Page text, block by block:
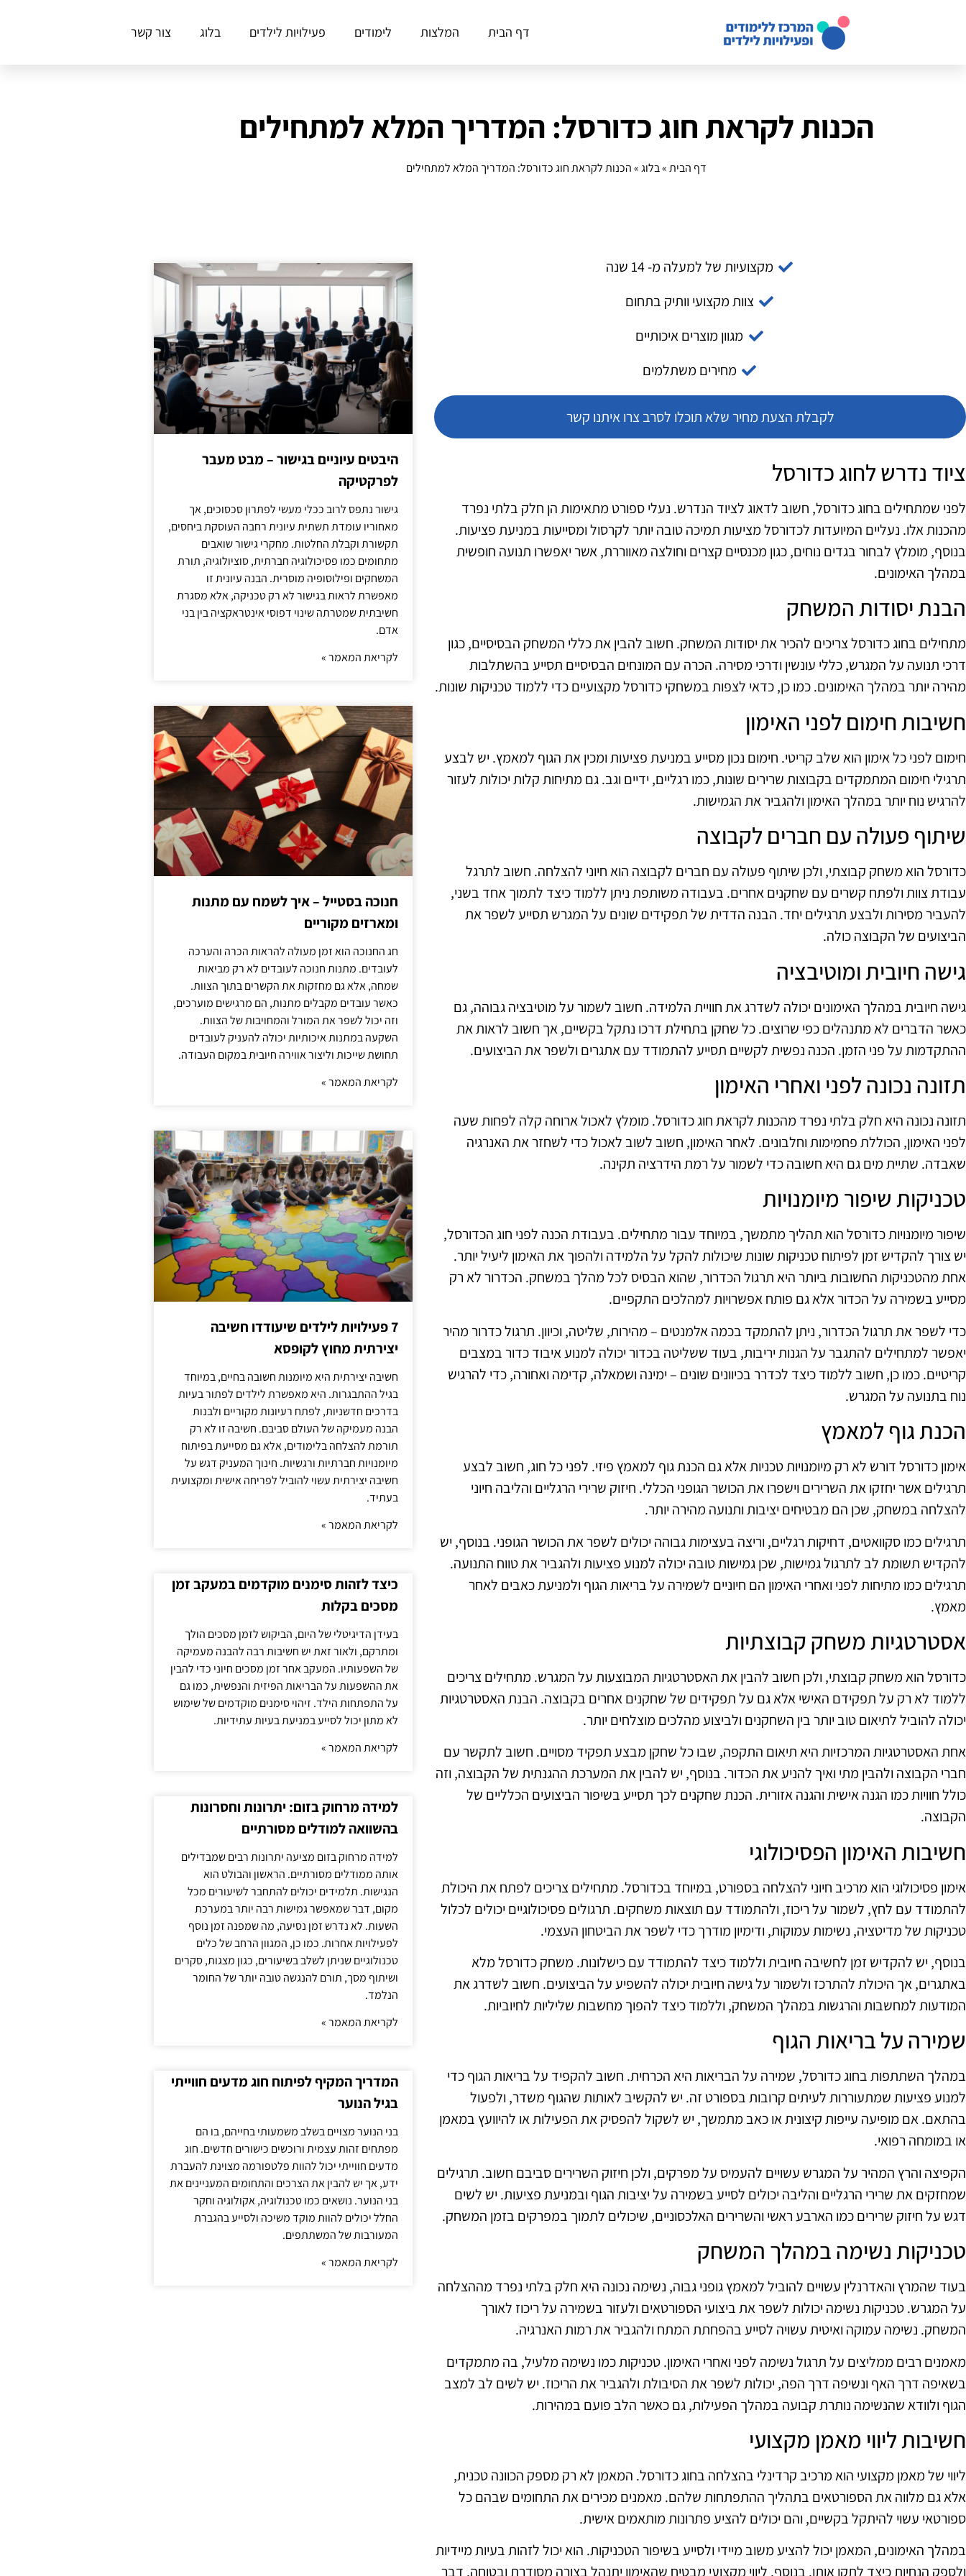
דף הבית המלצות לימודים פעילויות לילדים בלוג צור קשר
הכנות לקראת חוג כדורסל: המדריך המלא למתחילים
דף הבית»בלוג»הכנות לקראת חוג כדורסל: המדריך המלא למתחילים
מקצועיות של למעלה מ- 14 שנה
צוות מקצועי וותיק בתחום
מגוון מוצרים איכותיים
מחירים משתלמים
לקבלת הצעת מחיר שלא תוכלו לסרב צרו איתנו קשר
ציוד נדרש לחוג כדורסל
לפני שמתחילים בחוג כדורסל, חשוב לדאוג לציוד הנדרש. נעלי ספורט מתאימות הן חלק בלתי נפרד
מהכנות אלו. נעליים המיועדות לכדורסל מציעות תמיכה טובה יותר לקרסול ומסייעות במניעת פציעות.
בנוסף, מומלץ לבחור בגדים נוחים, כגון מכנסיים קצרים וחולצה מאווררת, אשר יאפשרו תנועה חופשית
במהלך האימונים.
הבנת יסודות המשחק
מתחילים בחוג כדורסל צריכים להכיר את יסודות המשחק. חשוב להבין את כללי המשחק הבסיסיים, כגון
דרכי תנועה על המגרש, כללי עונשין ודרכי מסירה. הכרה עם המונחים הבסיסיים תסייע בהשתלבות
מהירה יותר במהלך האימונים. כמו כן, כדאי לצפות במשחקי כדורסל מקצועיים כדי ללמוד טכניקות שונות.
חשיבות חימום לפני האימון
חימום לפני כל אימון הוא שלב קריטי. חימום נכון מסייע במניעת פציעות ומכין את הגוף למאמץ. יש לבצע
תרגילי חימום המתמקדים בקבוצות שרירים שונות, כמו רגליים, ידיים וגב. גם מתיחות קלות יכולות לעזור
להרגיש נוח יותר במהלך האימון ולהגביר את הגמישות.
שיתוף פעולה עם חברים לקבוצה
כדורסל הוא משחק קבוצתי, ולכן שיתוף פעולה עם חברים לקבוצה הוא חיוני להצלחה. חשוב לתרגל
עבודת צוות ולפתח קשרים עם שחקנים אחרים. בעבודה משותפת ניתן ללמוד כיצד לתמוך אחד בשני,
להעביר מסירות ולבצע תרגילים יחד. הבנה הדדית של תפקידים שונים על המגרש תסייע לשפר את
הביצועים של הקבוצה כולה.
גישה חיובית ומוטיבציה
גישה חיובית במהלך האימונים יכולה לשדרג את חוויית הלמידה. חשוב לשמור על מוטיבציה גבוהה, גם
כאשר הדברים לא מתנהלים כפי שרוצים. כל שחקן בתחילת דרכו נתקל בקשיים, אך חשוב לראות את
ההתקדמות על פני הזמן. הכנה נפשית לקשיים תסייע להתמודד עם אתגרים ולשפר את הביצועים.
תזונה נכונה לפני ואחרי האימון
תזונה נכונה היא חלק בלתי נפרד מהכנות לקראת חוג כדורסל. מומלץ לאכול ארוחה קלה לפחות שעה
לפני האימון, הכוללת פחמימות וחלבונים. לאחר האימון, חשוב לשוב לאכול כדי לשחזר את האנרגיה
שאבדה. שתיית מים גם היא חשובה כדי לשמור על רמת הידרציה תקינה.
טכניקות שיפור מיומנויות
שיפור מיומנויות כדורסל הוא תהליך מתמשך, במיוחד עבור מתחילים. בעבודת הכנה לפני חוג הכדורסל,
יש צורך להקדיש זמן לפיתוח טכניקות שונות שיכולות להקל על הלמידה ולהפוך את האימון ליעיל יותר.
אחת מהטכניקות החשובות ביותר היא תרגול הכדרור, שהוא הבסיס לכל מהלך במשחק. הכדרור לא רק
מסייע בשמירה על הכדור אלא גם פותח אפשרויות למהלכים התקפיים.
כדי לשפר את תרגול הכדרור, ניתן להתמקד בכמה אלמנטים – מהירות, שליטה, וכיוון. תרגול כדרור מהיר
יאפשר למתחילים להתגבר על הגנות יריבות, בעוד ששליטה בכדור יכולה למנוע איבוד כדור במצבים
קריטיים. כמו כן, חשוב ללמוד כיצד לכדרר בכיוונים שונים – ימינה ושמאלה, קדימה ואחורה, כדי להרגיש
נוח בתנועה על המגרש.
הכנת גוף למאמץ
אימון כדורסל דורש לא רק מיומנויות טכניות אלא גם הכנת גוף למאמץ פיזי. לפני כל חוג, חשוב לבצע
תרגילים אשר יחזקו את השרירים וישפרו את הכושר הגופני הכללי. חיזוק שרירי הרגליים והליבה חיוני
להצלחה במשחק, שכן הם מבטיחים יציבות ותנועה מהירה יותר.
תרגילים כמו סקוואטים, דחיקות רגליים, וריצה בעצימות גבוהה יכולים לשפר את הכושר הגופני. בנוסף, יש
להקדיש תשומת לב לתרגול גמישות, שכן גמישות טובה יכולה למנוע פציעות ולהגביר את טווח התנועה.
תרגילים כמו מתיחות לפני ואחרי האימון הם חיוניים לשמירה על בריאות הגוף ולמניעת כאבים לאחר
מאמץ.
אסטרטגיות משחק קבוצתיות
כדורסל הוא משחק קבוצתי, ולכן חשוב להבין את האסטרטגיות המבוצעות על המגרש. מתחילים צריכים
ללמוד לא רק על תפקידם האישי אלא גם על תפקידים של שחקנים אחרים בקבוצה. הבנת האסטרטגיות
יכולה להוביל לתיאום טוב יותר בין השחקנים ולביצוע מהלכים מוצלחים יותר.
אחת האסטרטגיות המרכזיות היא תיאום התקפה, שבו כל שחקן מבצע תפקיד מסויים. חשוב לתקשר עם
חברי הקבוצה ולהבין מתי ואיך להניע את הכדור. בנוסף, יש להבין את המערכת ההגנתית של הקבוצה, וזה
כולל חוויות כמו הגנה אישית והגנה אזורית. הכנת שחקנים לכך תסייע בשיפור הביצועים הכלליים של
הקבוצה.
חשיבות האימון הפסיכולוגי
אימון פסיכולוגי הוא מרכיב חיוני להצלחה בספורט, במיוחד בכדורסל. מתחילים צריכים לפתח את היכולת
להתמודד עם לחץ, לשמור על ריכוז, ולהתמודד עם תוצאות משחקים. תרגולים פסיכולוגיים יכולים לכלול
טכניקות של מדיטציה, נשימות עמוקות, ודימיון מודרך כדי לשפר את הביטחון העצמי.
בנוסף, יש להקדיש זמן לחשיבה חיובית וללמוד כיצד להתמודד עם כישלונות. משחק כדורסל מלא
באתגרים, אך היכולת להתרכז ולשמור על גישה חיובית יכולה להשפיע על הביצועים. חשוב לשדרג את
המודעות למחשבות והרגשות במהלך המשחק, וללמוד כיצד להפוך מחשבות שליליות לחיוביות.
שמירה על בריאות הגוף
במהלך השתתפות בחוג כדורסל, שמירה על הבריאות היא הכרחית. חשוב להקפיד על בריאות הגוף כדי
למנוע פציעות שמתעוררות לעיתים קרובות בספורט זה. יש להקשיב לאותות שהגוף משדר, ולפעול
בהתאם. אם מופיעה עייפות קיצונית או כאב מתמשך, יש לשקול להפסיק את הפעילות או להיוועץ במאמן
או במומחה רפואי.
הקפיצה והרץ המהיר על המגרש עשויים להעמיס על מפרקים, ולכן חיזוק השרירים סביבם חשוב. תרגילים
שמחזקים את שרירי הרגליים והליבה יכולים לסייע בשמירה על יציבות הגוף ובמניעת פציעות. יש לשים
דגש על חיזוק שרירים כמו הארבע ראשי והשרירים האלכסוניים, שיכולים לתמוך במפרקים בזמן המשחק.
טכניקות נשימה במהלך המשחק
בעוד שהמרץ והאדרנלין עשויים להוביל למאמץ גופני גבוה, נשימה נכונה היא חלק בלתי נפרד מההצלחה
על המגרש. טכניקות נשימה יכולות לשפר את ביצועי הספורטאים ולעזור בשמירה על ריכוז לאורך
המשחק. נשימה עמוקה ואיטית עשויה לסייע בהפחתת המתח ולהגביר את רמות האנרגיה.
מאמנים רבים ממליצים על תרגול נשימה לפני ואחרי האימון. טכניקות כמו נשימה מלעיל, בה מתמקדים
בשאיפה דרך האף ונשיפה דרך הפה, יכולות לשפר את הסיבולת ולהגביר את הריכוז. יש לשים לב למצב
הגוף ולוודא שהנשימה נותרת קבועה במהלך הפעילות, גם כאשר הלב פועם במהירות.
חשיבות ליווי מאמן מקצועי
ליווי של מאמן מקצועי הוא מרכיב קרדינלי בהצלחה בחוג כדורסל. המאמן לא רק מספק הכוונה טכנית,
אלא גם מלווה את הספורטאים בתהליך ההתפתחות שלהם. מאמנים מכירים את התחומים שבהם כל
ספורטאי עשוי להיתקל בקשיים, והם יכולים להציע פתרונות מותאמים אישית.
במהלך האימונים, המאמן יכול להציע משוב מיידי ולסייע בשיפור הטכניקות. הוא יכול לזהות בעיות מיידיות
ולספק הנחיות כיצד לתקן אותן. בנוסף, ליווי מקצועי מבטיח שהאימון יתנהל בצורה מסודרת ובטוחה, דבר
היבטים עיוניים בגישור – מבט מעבר
לפרקטיקה
גישור נתפס לרוב ככלי מעשי לפתרון סכסוכים, אך
מאחוריו עומדת תשתית עיונית רחבה העוסקת ביחסים,
תקשורת וקבלת החלטות. מחקרי גישור שואבים
מתחומים כמו פסיכולוגיה חברתית, סוציולוגיה, תורת
המשחקים ופילוסופיה מוסרית. הבנה עיונית זו
מאפשרת לראות בגישור לא רק טכניקה, אלא מסגרת
חשיבתית שמטרתה שינוי דפוסי אינטראקציה בין בני
אדם.
לקריאת המאמר »
חנוכה בסטייל – איך לשמח עם מתנות
ומארזים מקוריים
חג החנוכה הוא זמן מעולה להראות הכרה והערכה
לעובדים. מתנות חנוכה לעובדים לא רק מביאות
שמחה, אלא גם מחזקות את הקשרים בתוך הצוות.
כאשר עובדים מקבלים מתנות, הם מרגישים מוערכים,
וזה יכול לשפר את המורל והמחויבות של הצוות.
השקעה במתנות איכותיות יכולה להעניק לעובדים
תחושת שייכות וליצור אווירה חיובית במקום העבודה.
לקריאת המאמר »
7 פעילויות לילדים שיעודדו חשיבה
יצירתית מחוץ לקופסא
חשיבה יצירתית היא מיומנות חשובה בחיים, במיוחד
בגיל ההתבגרות. היא מאפשרת לילדים לפתור בעיות
בדרכים חדשניות, לפתח רעיונות מקוריים ולבנות
הבנה מעמיקה של העולם סביבם. חשיבה זו לא רק
תורמת להצלחה בלימודים, אלא גם מסייעת בפיתוח
מיומנויות חברתיות ורגשיות. חינוך המעניק דגש על
חשיבה יצירתית עשוי להוביל לפריחה אישית ומקצועית
בעתיד.
לקריאת המאמר »
כיצד לזהות סימנים מוקדמים במעקב זמן
מסכים בקלות
בעידן הדיגיטלי של היום, הביקוש לזמן מסכים הולך
ומתרקם, ולאור זאת יש חשיבות רבה להבנה מעמיקה
של השפעותיו. המעקב אחר זמן מסכים חיוני כדי להבין
את ההשפעות על הבריאות הפיזית והנפשית, כמו גם
על התפתחות הילד. זיהוי סימנים מוקדמים של שימוש
לא מתון יכול לסייע במניעת בעיות עתידיות.
לקריאת המאמר »
למידה מרחוק בזום: יתרונות וחסרונות
בהשוואה למודלים מסורתיים
למידה מרחוק בזום מציעה יתרונות רבים שמבדילים
אותה ממודלים מסורתיים. הראשון והבולט הוא
הנגישות. תלמידים יכולים להתחבר לשיעורים מכל
מקום, דבר שמאפשר גמישות רבה יותר במערכת
השעות. לא נדרש זמן נסיעה, מה שמפנה זמן נוסף
לפעילויות אחרות. כמו כן, המגוון הרחב של כלים
טכנולוגיים שניתן לשלב בשיעורים, כגון מצגות, סקרים
ושיתוף מסך, תורם להנגשה טובה יותר של החומר
הנלמד.
לקריאת המאמר »
המדריך המקיף לפיתוח חוג מדעים חווייתי
בגיל הנוער
בני הנוער מצויים בשלב משמעותי בחייהם, בו הם
מפתחים זהות עצמית ורוכשים כישורים חדשים. חוג
מדעים חווייתי יכול להוות פלטפורמה מצוינת להעברת
ידע, אך יש להבין את הצרכים והתחומים המעניינים את
בני הנוער. נושאים כמו טכנולוגיה, אקולוגיה וחקר
החלל יכולים להוות מוקד משיכה ולסייע בהגברת
המעורבות של המשתתפים.
לקריאת המאמר »